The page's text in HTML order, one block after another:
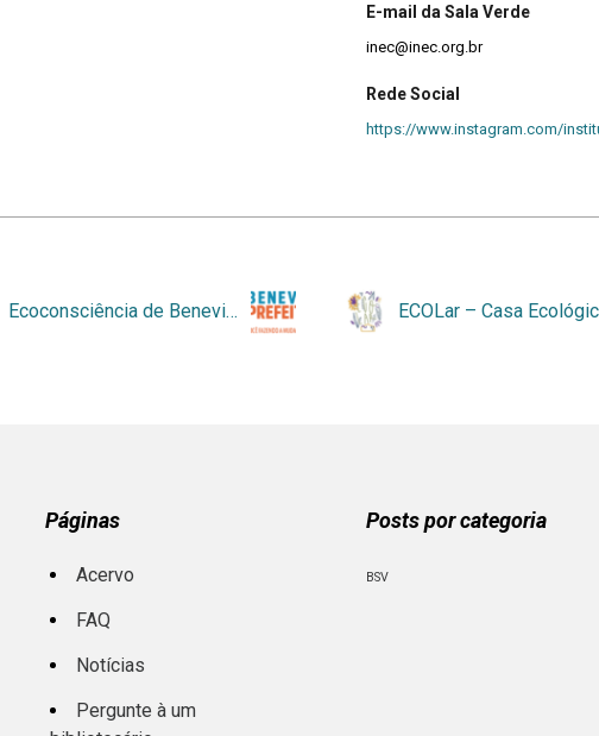
E-mail da Sala Verde
inec@inec.org.br
Rede Social
https://www.instagram.com/
Ecoconsciência de Benevides ECOLar – Casa
Páginas
Acervo
FAQ
Notícias
Pergunte à um
Posts por categoria
BSV